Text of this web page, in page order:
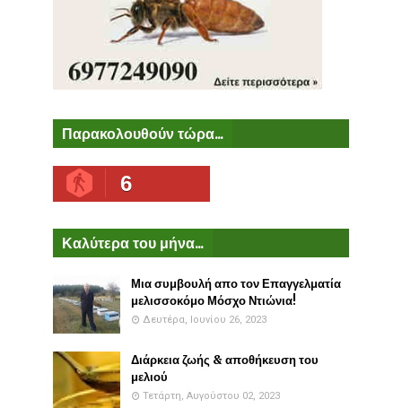
Παρακολουθούν τώρα...
6
Καλύτερα του μήνα...
Μια συμβουλή απο τον Επαγγελματία
μελισσοκόμο Μόσχο Ντιώνια!
Δευτέρα, Ιουνίου 26, 2023
Διάρκεια ζωής & αποθήκευση του
μελιού
Τετάρτη, Αυγούστου 02, 2023